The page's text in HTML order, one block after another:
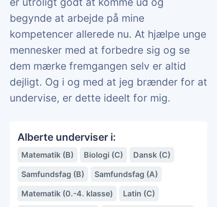
begynde at arbejde på mine
kompetencer allerede nu. At hjælpe unge
mennesker med at forbedre sig og se
dem mærke fremgangen selv er altid
dejligt. Og i og med at jeg brænder for at
undervise, er dette ideelt for mig.
Alberte underviser i:
Matematik (B) Biologi (C)
Dansk (C)
Samfundsfag (B)
Samfundsfag (A)
Matematik (0.-4. klasse)
Latin (C)